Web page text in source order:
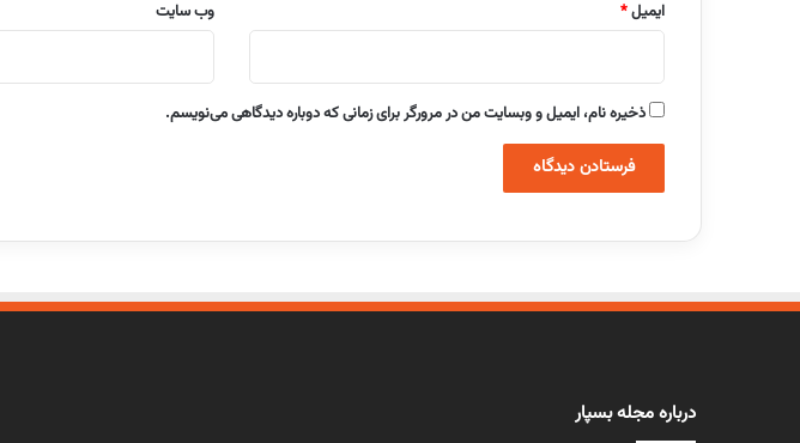
ایمیل* وب‌ سایت
ذخیره نام، ایمیل و وبسایت من در مرورگر برای زمانی که دوباره دیدگاهی می‌نویسم.
درباره مجله بسپار